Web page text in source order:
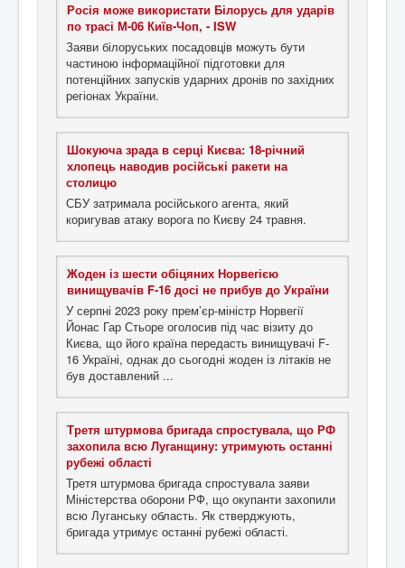
Росія може використати Білорусь для ударів
по трасі М-06 Київ-Чоп, - ISW
Заяви білоруських посадовців можуть бути
частиною інформаційної підготовки для
потенційних запусків ударних дронів по західних
регіонах України.
Шокуюча зрада в серці Києва: 18-річний
хлопець наводив російські ракети на
столицю
СБУ затримала російського агента, який
коригував атаку ворога по Києву 24 травня.
Жоден із шести обіцяних Норвегією
винищувачів F-16 досі не прибув до України
У серпні 2023 року прем’єр-міністр Норвегії
Йонас Гар Стьоре оголосив під час візиту до
Києва, що його країна передасть винищувачі F-
16 Україні, однак до сьогодні жоден із літаків не
був доставлений ...
Третя штурмова бригада спростувала, що РФ
захопила всю Луганщину: утримують останні
рубежі області
Третя штурмова бригада спростувала заяви
Міністерства оборони РФ, що окупанти захопили
всю Луганську область. Як стверджують,
бригада утримує останні рубежі області.